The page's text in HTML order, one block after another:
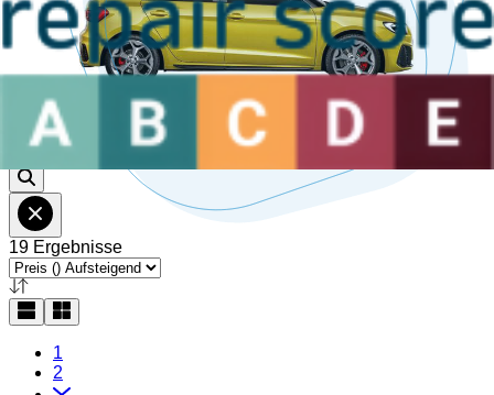
Montags bis freitags von9:30-13:30Uhr,14:30-19:00Uhr
(CET).
Chat Online!
Teilenummer
19 Ergebnisse
1
2